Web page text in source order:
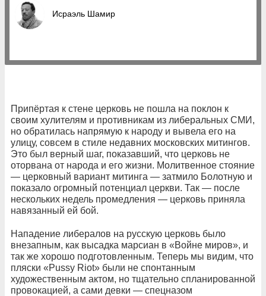
Исраэль Шамир
Припёртая к стене церковь не пошла на поклон к
своим хулителям и противникам из либеральных СМИ,
но обратилась напрямую к народу и вывела его на
улицу, совсем в стиле недавних московских митингов.
Это был верный шаг, показавший, что церковь не
оторвана от народа и его жизни. Молитвенное стояние
— церковный вариант митинга — затмило Болотную и
показало огромный потенциал церкви. Так — после
нескольких недель промедления — церковь приняла
навязанный ей бой.
Нападение либералов на русскую церковь было
внезапным, как высадка марсиан в «Войне миров», и
так же хорошо подготовленным. Теперь мы видим, что
пляски «Pussy Riot» были не спонтанным
художественным актом, но тщательно спланированной
провокацией, а сами девки — спецназом